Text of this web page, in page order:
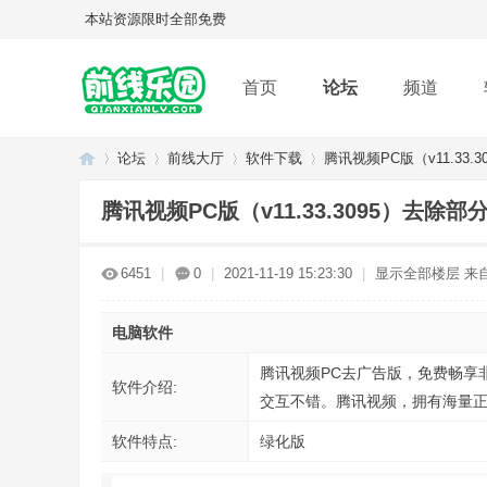
本站资源限时全部免费
首页 论坛 频道
论坛 前线大厅 软件下载 腾讯视频PC版（
腾讯视频PC版（v11.33.3095）去除部
6451 0 2021-11-19 15:23:30 显示全部楼层 来
电脑软件
软件介绍:
腾讯视频PC去广告版，免费畅
交互不错。腾讯视频，拥有海量
软件特点: 绿化版